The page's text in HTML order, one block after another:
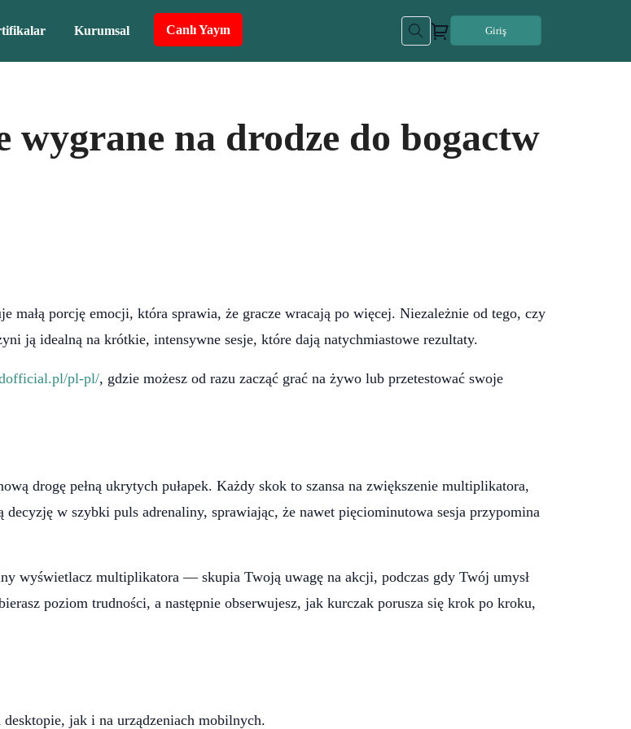
Kurumsal Canlı Yayın Giriş
wygrane na drodze do bogactw
małą porcję emocji, która sprawia, że gracze wracają po więcej. Niezależnie od tego, czy
ją idealną na krótkie, intensywne sesje, które dają natychmiastowe rezultaty.
pl-pl/, gdzie możesz od razu zacząć grać na żywo lub przetestować swoje
drogę pełną ukrytych pułapek. Każdy skok to szansa na zwiększenie multiplikatora,
w szybki puls adrenaliny, sprawiając, że nawet pięciominutowa sesja przypomina
wyświetlacz multiplikatora — skupia Twoją uwagę na akcji, podczas gdy Twój umysł
poziom trudności, a następnie obserwujesz, jak kurczak porusza się krok po kroku,
jak i na urządzeniach mobilnych.